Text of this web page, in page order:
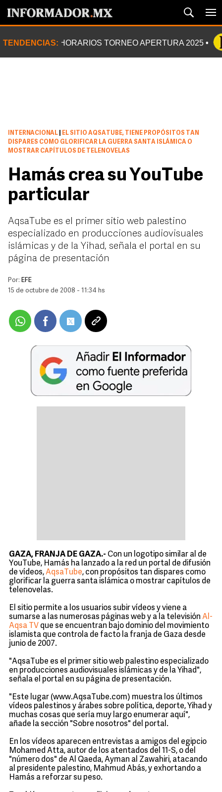
TENDENCIAS: HORARIOS TORNEO APERTURA 2025
INTERNACIONAL
EL SITIO AQSATUBE, TIENE PROPÓSITOS TAN
DISPARES COMO GLORIFICAR LA GUERRA SANTA ISLÁMICA O
MOSTRAR CAPÍTULOS DE TELENOVELAS
Hamás crea su YouTube
particular
AqsaTube es el primer sitio web palestino
especializado en producciones audiovisuales
islámicas y de la Yihad, señala el portal en su
página de presentación
Por: EFE
15 de octubre de 2008 - 11:34 hs
GAZA, FRANJA DE GAZA.- Con un logotipo similar al de
YouTube, Hamás ha lanzado a la red un portal de difusión
de vídeos,AqsaTube, con propósitos tan dispares como
glorificar la guerra santa islámica o mostrar capítulos de
telenovelas.
El sitio permite a los usuarios subir vídeos y viene a
sumarse a las numerosas páginas web y a la televisión Al-
Aqsa TV que se encuentran bajo dominio del movimiento
islamista que controla de facto la franja de Gaza desde
junio de 2007.
"AqsaTube es el primer sitio web palestino especializado
en producciones audiovisuales islámicas y de la Yihad",
señala el portal en su página de presentación.
"Este lugar (www.AqsaTube.com) muestra los últimos
vídeos palestinos y árabes sobre política, deporte, Yihad y
muchas cosas que sería muy largo enumerar aquí",
añade la sección "Sobre nosotros" del portal.
En los vídeos aparecen entrevistas a amigos del egipcio
Mohamed Atta, autor de los atentados del 11-S, o del
"número dos" de Al Qaeda, Ayman al Zawahiri, atacando
al presidente palestino, Mahmud Abás, y exhortando a
Hamás a reforzar su peso.